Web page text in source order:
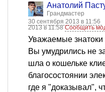
Анатолий
Грандмастер
30 сентября 2013 в 11:56
2013 в 11:58Сообщить
Уважаемые знатоки
Вы умудрились не
шла о кошельке
благосостоянии
где я "доказывал",